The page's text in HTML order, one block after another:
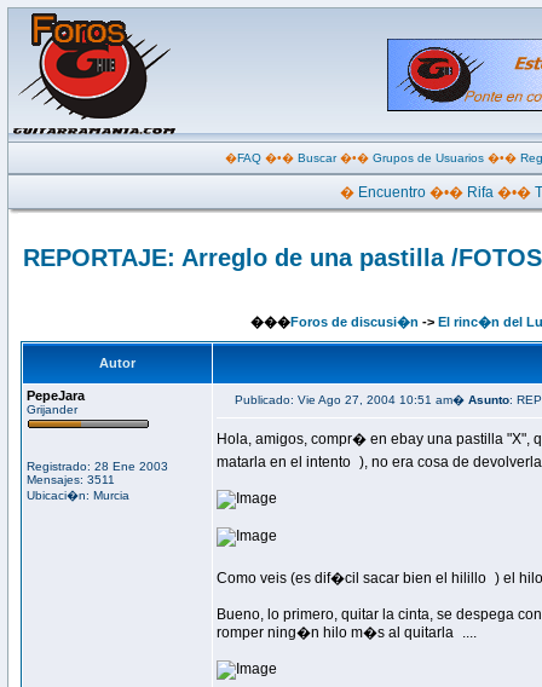
�FAQ�•� Buscar�•� Grupos de Usuarios�•�
� Encuentro �•� Rifa �•�
REPORTAJE: Arreglo de una pastilla /FOTOS
���Foros de discusi�n -> El rinc�n del
Autor
PepeJara
Grijander
Registrado: 28 Ene 2003
Mensajes: 3511
Ubicaci�n: Murcia
Publicado: Vie Ago 27, 2004 10:51 am� Asunto:
Hola, amigos, compr� en ebay una pastilla
matarla en el intento ), no era cosa de
Como veis (es dif�cil sacar bien el hilillo ) el
Bueno, lo primero, quitar la cinta, se despega
romper ning�n hilo m�s al quitarla ....